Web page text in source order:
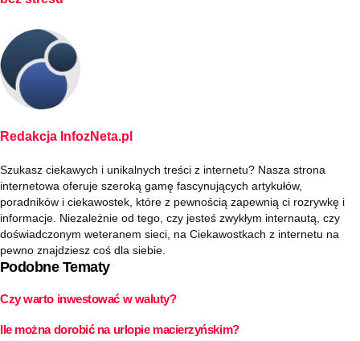
Redakcja InfozNeta.pl
Szukasz ciekawych i unikalnych treści z internetu? Nasza strona
internetowa oferuje szeroką gamę fascynujących artykułów,
poradników i ciekawostek, które z pewnością zapewnią ci rozrywkę i
informacje. Niezależnie od tego, czy jesteś zwykłym internautą, czy
doświadczonym weteranem sieci, na Ciekawostkach z internetu na
pewno znajdziesz coś dla siebie.
Podobne Tematy
Czy warto inwestować w waluty?
Ile można dorobić na urlopie macierzyńskim?